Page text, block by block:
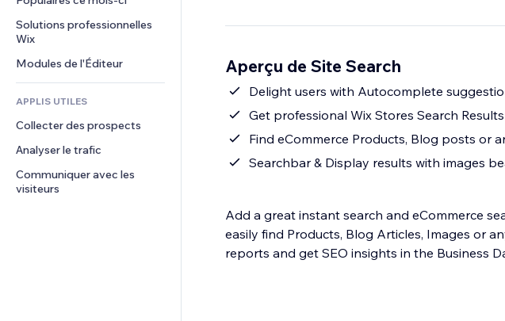
Financement participatif
Alimentation et boissons
Actualités
Services de contenu
Effets de texte
Bannières et badges
Calculateurs
Rechercher
Téléphone
Communauté
Avis et commentaires
Solutions professionnelles
Wix
Modules de l'Éditeur
APPLIS UTILES
Collecter des prospects
Analyser le trafic
Communiquer avec les
visiteurs
Aperçu de Site Search
Delight users with Autocomplete
Get professional Wix Stores Search
Find eCommerce Products, Blog posts or
Searchbar & Display results with images
Add a great instant search and eCommerce
easily find Products, Blog Articles, Images or
reports and get SEO insights in the Business